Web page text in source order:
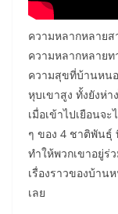
ความหลากหลาย
ความหลากหลายท
ความสุขที่บ้านหน
หุบเขาสูง ทั้งยังห่
เมื่อเข้าไปเยือนจ
ๆ ของ 4 ชาติพันธุ์
ทำให้พวกเขาอยู่ร่
เรื่องราวของบ้าน
เลย